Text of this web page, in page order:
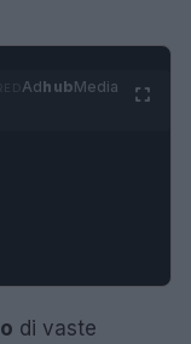
AdhubMedia
di vaste